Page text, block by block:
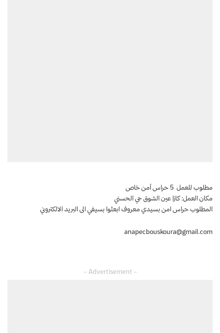
مطلوب للعمل 5 حراس أمن خاص
مكان العمل: كازا عين الشوق حي الحسني
المطلوب حراس امن بسيدي معروف ابعثوا بسيفي الى البريد الالكتروني
anapecbouskoura@gmail.com
– Advertisement –